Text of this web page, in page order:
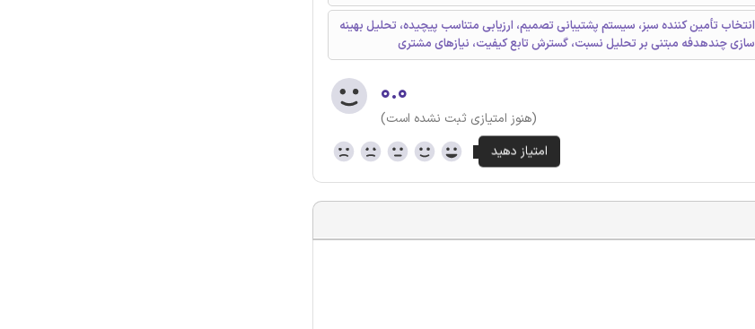
انتخاب تأمین کننده سبز، سیستم پشتیبانی تصمیم، ارزیابی متناسب پیچیده، تحلیل بهینه
سازی چندهدفه مبتنی بر تحلیل نسبت، گسترش تابع کیفیت، نیازهای مشتری
۰.۰
(هنوز امتیازی ثبت نشده است)